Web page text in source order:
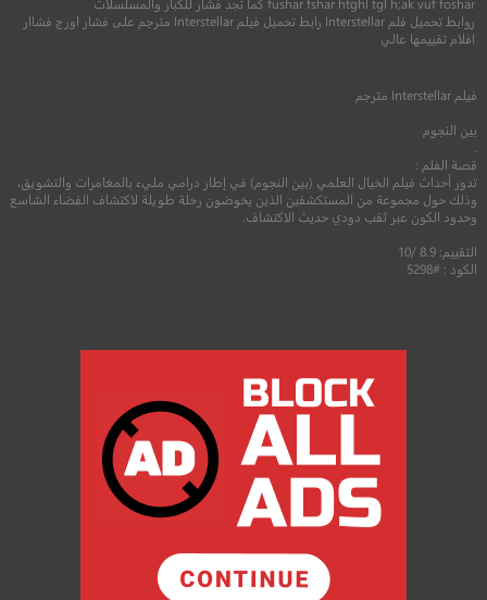
6.4
6.7
روابط تحميل فلم Interstellar رابط تحميل فيلم Interstellar مترجم على فشار اورج فشاار
افلام تقييمها عالي
فيلم Interstellar مترجم
بين النجوم
قصة الفلم :
تدور أحداث فيلم الخيال العلمي (بين النجوم) في إطار درامي مليء بالمغامرات والتشويق،
وذلك حول مجموعة من المستكشفين الذين يخوضون رحلة طويلة لاكتشاف الفضاء الشاسع
وحدود الكون عبر ثقب دودي حديث الاكتشاف.
التقييم: 8.9 /10
الكود : #5298